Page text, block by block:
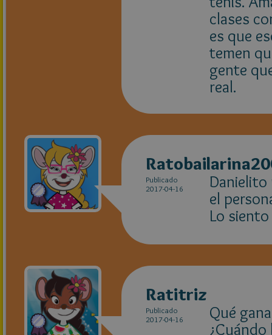
clases
es que
temen
gente
real.
Publicado
2017-04-16
Danielito
el
Lo siento
Ratitriz
Publicado
2017-04-16
Qué